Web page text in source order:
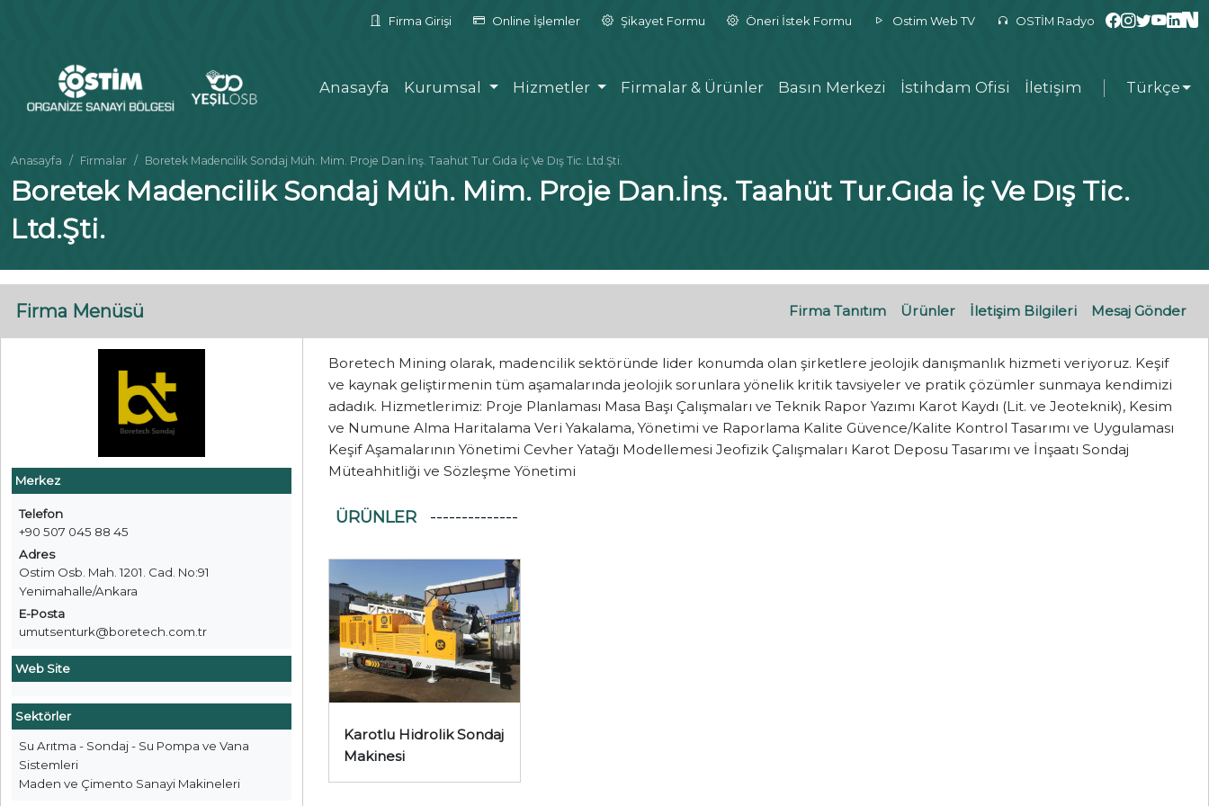
Firma Girişi Online İşlemler Şikayet Formu Öneri İstek Formu Ostim Web TV OSTİM Radyo
Anasayfa Kurumsal Hizmetler Firmalar & Ürünler Basın Merkezi İstihdam Ofisi İletişim Türkçe
Anasayfa Firmalar Boretek Madencilik Sondaj Müh. Mim. Proje Dan.İnş. Taahüt Tur.Gıda İç Ve Dış Tic. Ltd.Şti.
Boretek Madencilik Sondaj Müh. Mim. Proje Dan.İnş. Taahüt Tur.Gıda İç Ve Dış Tic.
Ltd.Şti.
Firma Menüsü Firma Tanıtım Ürünler İletişim Bilgileri Mesaj Gönder
Merkez
Telefon
+90 507 045 88 45
Adres
Ostim Osb. Mah. 1201. Cad. No:91
Yenimahalle/Ankara
E-Posta
umutsenturk@boretech.com.tr
Web Site
Sektörler
Su Arıtma - Sondaj - Su Pompa ve Vana
Sistemleri
Maden ve Çimento Sanayi Makineleri
Boretech Mining olarak, madencilik sektöründe lider konumda olan şirketlere jeolojik danışmanlık hizmeti veriyoruz. Keşif
ve kaynak geliştirmenin tüm aşamalarında jeolojik sorunlara yönelik kritik tavsiyeler ve pratik çözümler sunmaya kendimizi
adadık. Hizmetlerimiz: Proje Planlaması Masa Başı Çalışmaları ve Teknik Rapor Yazımı Karot Kaydı (Lit. ve Jeoteknik), Kesim
ve Numune Alma Haritalama Veri Yakalama, Yönetimi ve Raporlama Kalite Güvence/Kalite Kontrol Tasarımı ve Uygulaması
Keşif Aşamalarının Yönetimi Cevher Yatağı Modellemesi Jeofizik Çalışmaları Karot Deposu Tasarımı ve İnşaatı Sondaj
Müteahhitliği ve Sözleşme Yönetimi
ÜRÜNLER
Karotlu Hidrolik Sondaj
Makinesi